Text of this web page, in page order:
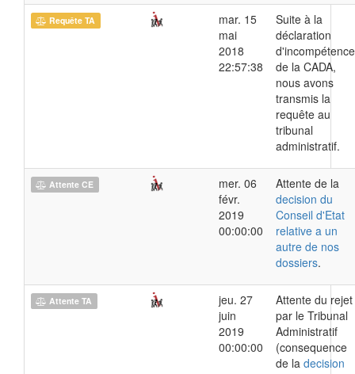
Requête TA
mar. 15
mai
2018
22:57:38
Suite à la
déclaration
d'incompétence
de la CADA,
nous avons
transmis la
requête au
tribunal
administratif.
Attente CE
mer. 06
févr.
2019
00:00:00
Attente de la
decision du
Conseil d'Etat
relative a un
autre de nos
dossiers.
Attente TA
jeu. 27
juin
2019
00:00:00
Attente du rejet
par le Tribunal
Administratif
(consequence
de la decision